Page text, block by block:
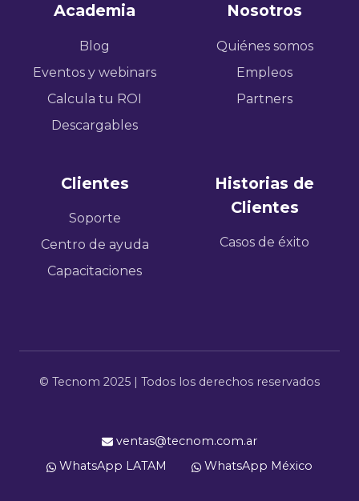
Academia
Blog
Eventos y webinars
Calcula tu ROI
Descargables
Nosotros
Quiénes somos
Empleos
Partners
Clientes
Soporte
Centro de ayuda
Capacitaciones
Historias de
Clientes
Casos de éxito
© Tecnom 2025 | Todos los derechos reservados
ventas@tecnom.com.ar
WhatsApp LATAM
WhatsApp México